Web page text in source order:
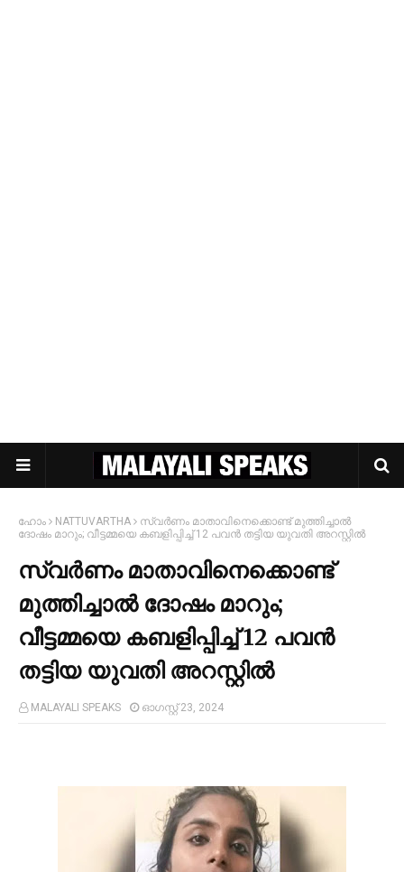
ഹോം NATTUVARTHA
സ്വര്‍ണം മാതാവിനെക്കൊണ്ട് മുത്തിച്ചാല്‍
ദോഷം മാറും; വീട്ടമ്മയെ കബളിപ്പിച്ച്‌ 12 പവൻ തട്ടിയ യുവതി അറസ്റ്റില്‍
സ്വര്‍ണം മാതാവിനെക്കൊണ്ട്
മുത്തിച്ചാല്‍ ദോഷം മാറും;
വീട്ടമ്മയെ കബളിപ്പിച്ച്‌ 12 പവൻ
തട്ടിയ യുവതി അറസ്റ്റില്‍
MALAYALI SPEAKS ഓഗസ്റ്റ് 23, 2024